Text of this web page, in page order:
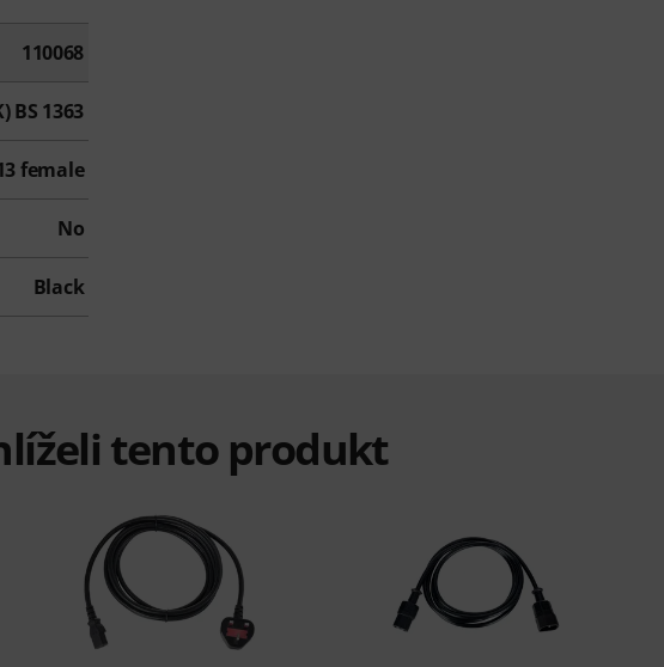
110068
BS 1363
female
No
Black
tento produkt